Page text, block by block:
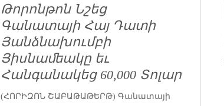
Թորոնթոն Նշեց
Գանատայի Հայ Դատի
Յանձնախումբի
Յիսնաﬔակը եւ
Հանգանակեց 60,000 Տոլար
(ՀՈՐԻԶՈՆ ՇԱԲԱԹԱԹԵՐԹ) Գանատայի